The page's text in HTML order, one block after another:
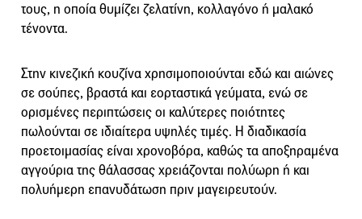
τους, η οποία θυμίζει ζελατίνη, κολλαγόνο ή μαλακό
τένοντα.
Στην κινεζική κουζίνα χρησιμοποιούνται εδώ και αιώνες
σε σούπες, βραστά και εορταστικά γεύματα, ενώ σε
ορισμένες περιπτώσεις οι καλύτερες ποιότητες
πωλούνται σε ιδιαίτερα υψηλές τιμές. Η διαδικασία
προετοιμασίας είναι χρονοβόρα, καθώς τα αποξηραμένα
αγγούρια της θάλασσας χρειάζονται πολύωρη ή και
πολυήμερη επανυδάτωση πριν μαγειρευτούν.